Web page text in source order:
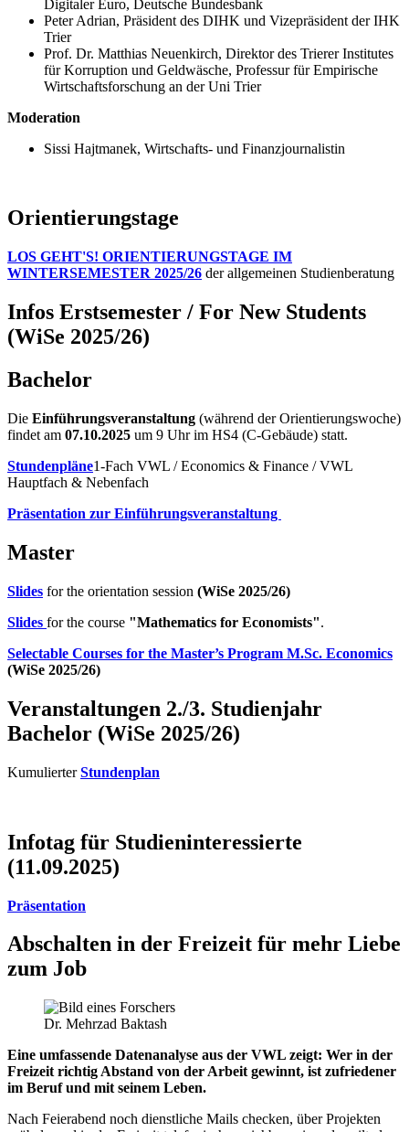
Digitaler Euro, Deutsche Bundesbank
Peter Adrian, Präsident des DIHK und Vizepräsident der IHK
Trier
Prof. Dr. Matthias Neuenkirch, Direktor des Trierer Institutes
für Korruption und Geldwäsche, Professur für Empirische
Wirtschaftsforschung an der Uni Trier
Moderation
Sissi Hajtmanek, Wirtschafts- und Finanzjournalistin
Orientierungstage
LOS GEHT'S! ORIENTIERUNGSTAGE IM
WINTERSEMESTER 2025/26 der allgemeinen Studienberatung
Infos Erstsemester / For New Students
(WiSe 2025/26)
Bachelor
Die Einführungsveranstaltung (während der Orientierungswoche)
findet am 07.10.2025 um 9 Uhr im HS4 (C-Gebäude) statt.
Stundenpläne1-Fach VWL / Economics & Finance / VWL
Hauptfach & Nebenfach
Präsentation zur Einführungsveranstaltung
Master
Slides for the orientation session (WiSe 2025/26)
Slides for the course "Mathematics for Economists".
Selectable Courses for the Master’s Program M.Sc. Economics
(WiSe 2025/26)
Veranstaltungen 2./3. Studienjahr
Bachelor (WiSe 2025/26)
KumulierterStundenplan
Infotag für Studieninteressierte
(11.09.2025)
Präsentation
Abschalten in der Freizeit für mehr Liebe
zum Job
Dr. Mehrzad Baktash
Eine umfassende Datenanalyse aus der VWL zeigt: Wer in der
Freizeit richtig Abstand von der Arbeit gewinnt, ist zufriedener
im Beruf und mit seinem Leben.
Nach Feierabend noch dienstliche Mails checken, über Projekten